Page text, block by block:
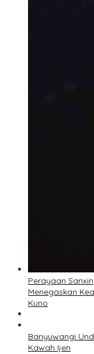
Perayaan
Menegaskan
Kuno
Banyuwangi
Kawah Ijen